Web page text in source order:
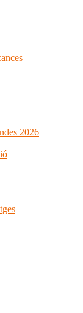
2026